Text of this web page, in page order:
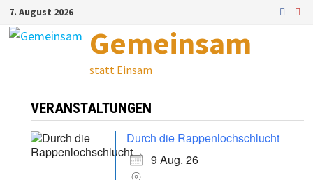
Zum
Inhalt
7. August 2026
Gemeinsam
statt Einsam
VERANSTALTUNGEN
Durch die Rappenlochschlucht
9 Aug. 26